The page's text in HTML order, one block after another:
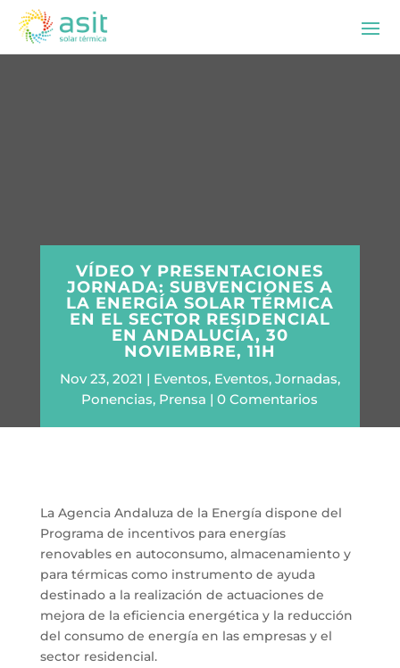
VÍDEO Y PRESENTACIONES
JORNADA: SUBVENCIONES A
LA ENERGÍA SOLAR TÉRMICA
EN EL SECTOR RESIDENCIAL
EN ANDALUCÍA, 30
NOVIEMBRE, 11H
Nov 23, 2021 Eventos, Eventos, Jornadas,
Ponencias, Prensa 0 Comentarios
La Agencia Andaluza de la Energía dispone del
Programa de incentivos para energías
renovables en autoconsumo, almacenamiento y
para térmicas como instrumento de ayuda
destinado a la realización de actuaciones de
mejora de la eficiencia energética y la reducción
del consumo de energía en las empresas y el
sector residencial.